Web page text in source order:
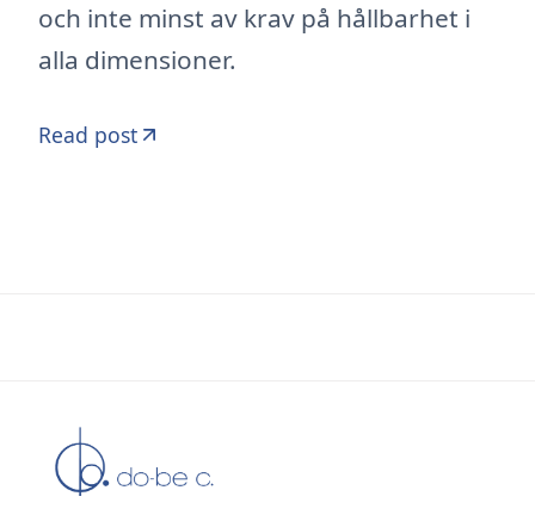
och inte minst av krav på hållbarhet i
alla dimensioner.
Read post